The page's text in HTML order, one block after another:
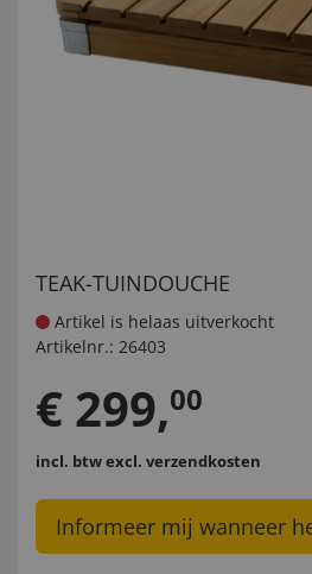
TEAK-TUINDOUCHE
Artikel is helaas uitverkocht
Artikelnr.: 26403
€ 299,00
incl. btwexcl. verzendkosten
Informeer mij wanneer